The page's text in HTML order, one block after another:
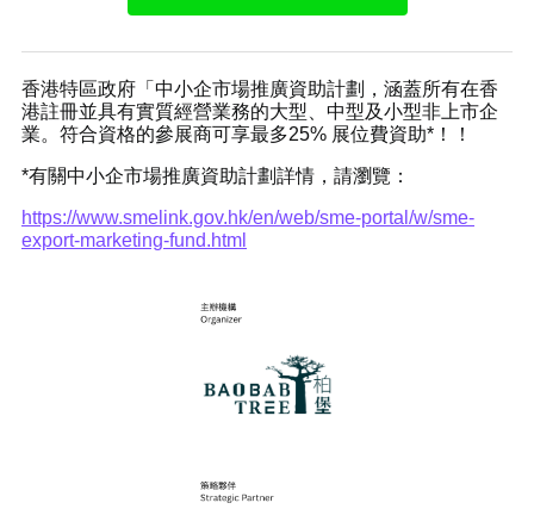
香港特區政府「中小企市場推廣資助計劃，涵蓋所有在香
港註冊並具有實質經營業務的大型、中型及小型非上市企
業。符合資格的參展商可享最多25% 展位費資助*！！
*有關中小企市場推廣資助計劃詳情，請瀏覽：
https://www.smelink.gov.hk/en/web/sme-portal/w/sme-
export-marketing-fund.html